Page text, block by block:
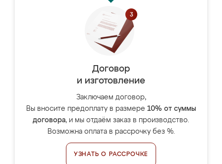
Договор
и изготовление
Заключаем договор,
Вы вносите предоплату в размере 10% от суммы
договора, и мы отдаём заказ в производство.
Возможна оплата в рассрочку без %.
УЗНАТЬ О РАССРОЧКЕ